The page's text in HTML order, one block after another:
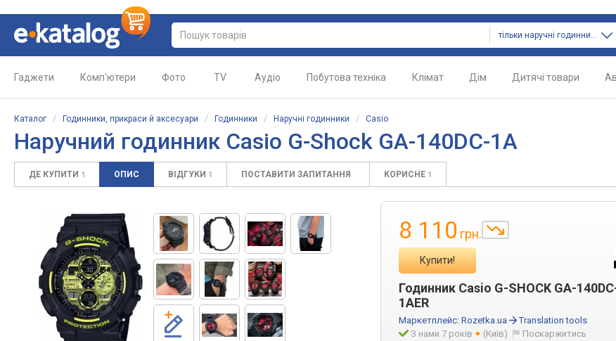
тільки наручні годинники
Гаджети Комп'ютери Фото TV Аудіо Побутова техніка Клімат Дім Дитячі товари
Каталог / Годинники, прикраси й аксесуари / Годинники / Наручні годинники / Casio
Наручний годинник Casio G-Shock GA-140DC-1A
ДЕ КУПИТИ 1 ОПИС ВІДГУКИ 1 ПОСТАВИТИ ЗАПИТАННЯ КОРИСНЕ 1
8 110 грн.
Купити!
Годинник Casio G-SHOCK GA-
1AER
Маркетплейс: Rozetka.ua
Translation tools
З нами 7 років
(Київ) Поскаржитись